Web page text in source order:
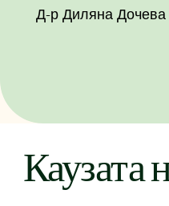
Д-р Диляна Дочева
Каузата